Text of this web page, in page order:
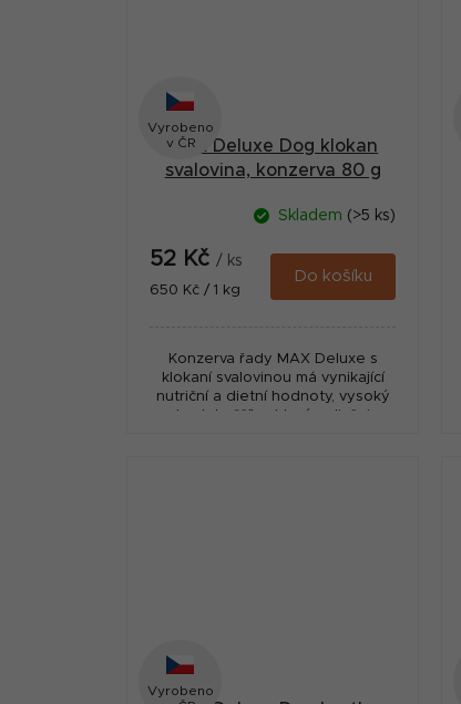
Vyrobeno
v ČR
MAX Deluxe Dog klokan
svalovina, konzerva 80 g
Skladem (>5 ks)
52 Kč / ks
Měrná
650 Kč / 1 kg
Do košíku
Konzerva řady MAX Deluxe s
klokaní svalovinou má vynikající
nutriční a dietní hodnoty, vysoký
obsah hořčíku, který ovlivňuje
Vyrobeno